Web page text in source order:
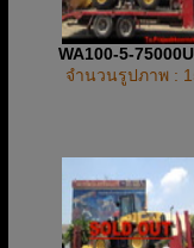
WA100-5-
จำนวนรูปภาพ :